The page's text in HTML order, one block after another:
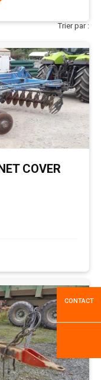
Trier par :
COVER
CONTACT